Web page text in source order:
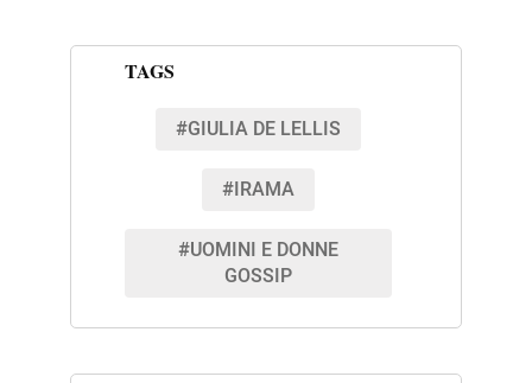
TAGS
#GIULIA DE LELLIS
#IRAMA
#UOMINI E DONNE
GOSSIP